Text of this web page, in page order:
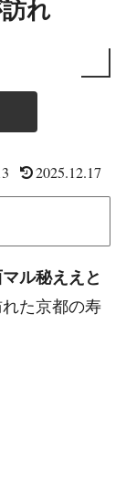
れ
2025.12.17
ル秘ええと
た京都の寿